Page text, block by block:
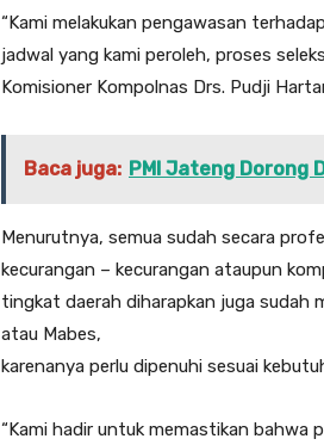
“Kami melakukan pengawasan
jadwal yang kami peroleh, proses
Komisioner Kompolnas Drs. Pudji
Baca juga: PMI Jateng Dorong
Menurutnya, semua sudah secara
kecurangan – kecurangan ataupun
tingkat daerah diharapkan juga sudah
atau Mabes,
karenanya perlu dipenuhi sesuai
“Kami hadir untuk memastikan bahwa